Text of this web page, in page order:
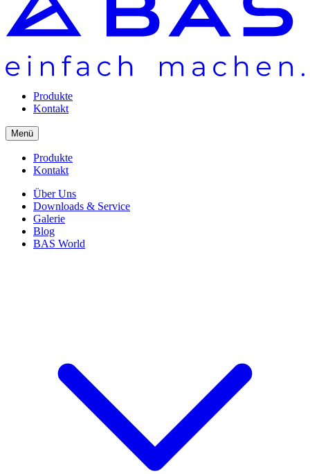
Produkte
Kontakt
Menü
Produkte
Kontakt
Über Uns
Downloads & Service
Galerie
Blog
BAS World